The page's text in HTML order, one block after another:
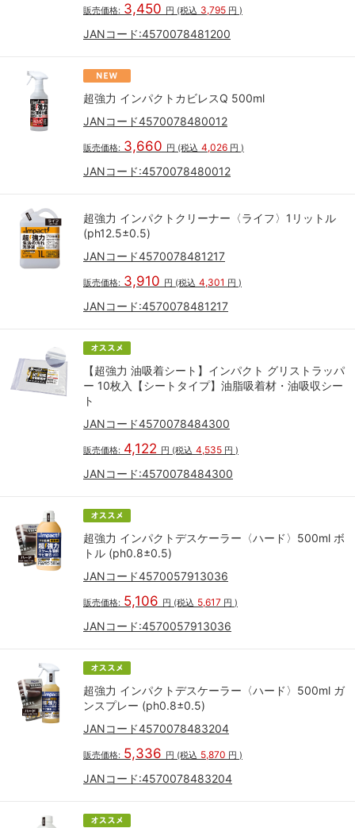
販売価格: 3,450 円 (税込 3,795 円 )
JANコード:4570078481200
超強力 インパクトカビレスQ 500ml
JANコード4570078480012
販売価格: 3,660 円 (税込 4,026 円 )
JANコード:4570078480012
超強力 インパクトクリーナー〈ライフ〉1リットル
(ph12.5±0.5)
JANコード4570078481217
販売価格: 3,910 円 (税込 4,301 円 )
JANコード:4570078481217
【超強力 油吸着シート】インパクト グリストラッパ
ー 10枚入【シートタイプ】油脂吸着材・油吸収シー
ト
JANコード4570078484300
販売価格: 4,122 円 (税込 4,535 円 )
JANコード:4570078484300
超強力 インパクトデスケーラー〈ハード〉500ml ボ
トル (ph0.8±0.5)
JANコード4570057913036
販売価格: 5,106 円 (税込 5,617 円 )
JANコード:4570057913036
超強力 インパクトデスケーラー〈ハード〉500ml ガ
ンスプレー (ph0.8±0.5)
JANコード4570078483204
販売価格: 5,336 円 (税込 5,870 円 )
JANコード:4570078483204